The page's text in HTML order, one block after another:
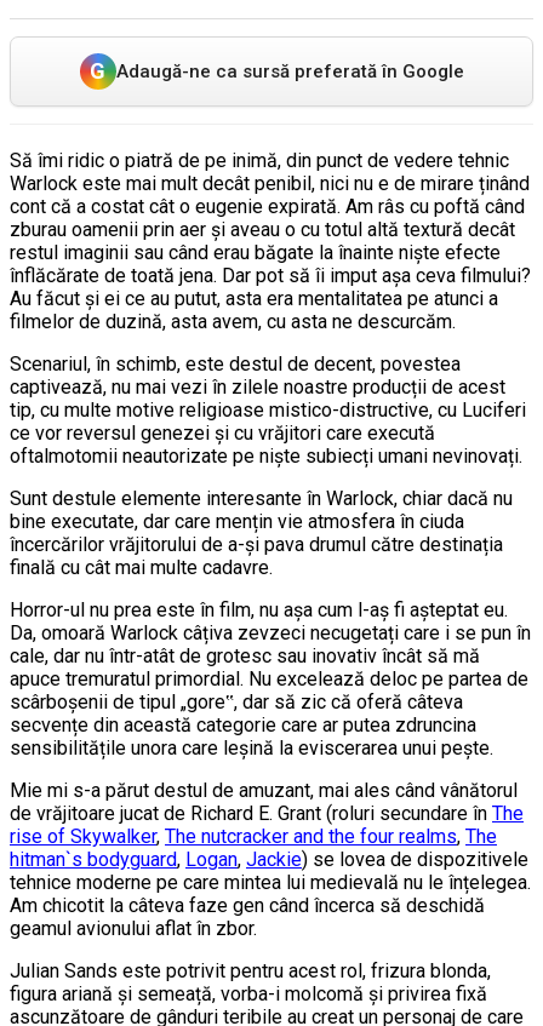
G Adaugă-ne ca sursă preferată în Google
Să îmi ridic o piatră de pe inimă, din punct de vedere tehnic
Warlock este mai mult decât penibil, nici nu e de mirare ținând
cont că a costat cât o eugenie expirată. Am râs cu poftă când
zburau oamenii prin aer și aveau o cu totul altă textură decât
restul imaginii sau când erau băgate la înainte niște efecte
înflăcărate de toată jena. Dar pot să îi imput așa ceva filmului?
Au făcut și ei ce au putut, asta era mentalitatea pe atunci a
filmelor de duzină, asta avem, cu asta ne descurcăm.
Scenariul, în schimb, este destul de decent, povestea
captivează, nu mai vezi în zilele noastre producții de acest
tip, cu multe motive religioase mistico-distructive, cu Luciferi
ce vor reversul genezei și cu vrăjitori care execută
oftalmotomii neautorizate pe niște subiecți umani nevinovați.
Sunt destule elemente interesante în Warlock, chiar dacă nu
bine executate, dar care mențin vie atmosfera în ciuda
încercărilor vrăjitorului de a-și pava drumul către destinația
finală cu cât mai multe cadavre.
Horror-ul nu prea este în film, nu așa cum l-aș fi așteptat eu.
Da, omoară Warlock câțiva zevzeci necugetați care i se pun în
cale, dar nu într-atât de grotesc sau inovativ încât să mă
apuce tremuratul primordial. Nu excelează deloc pe partea de
scârboșenii de tipul „gore‟, dar să zic că oferă câteva
secvențe din această categorie care ar putea zdruncina
sensibilitățile unora care leșină la eviscerarea unui pește.
Mie mi s-a părut destul de amuzant, mai ales când vânătorul
de vrăjitoare jucat de Richard E. Grant (roluri secundare în The
rise of Skywalker, The nutcracker and the four realms, The
hitman`s bodyguard, Logan, Jackie) se lovea de dispozitivele
tehnice moderne pe care mintea lui medievală nu le înțelegea.
Am chicotit la câteva faze gen când încerca să deschidă
geamul avionului aflat în zbor.
Julian Sands este potrivit pentru acest rol, frizura blonda,
figura ariană și semeață, vorba-i molcomă și privirea fixă
ascunzătoare de gânduri teribile au creat un personaj de care